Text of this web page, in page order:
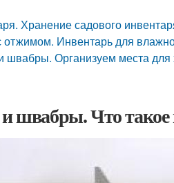
Хранение садового
отжимом. Инвентарь для
Организуем места для
швабры. Что такое